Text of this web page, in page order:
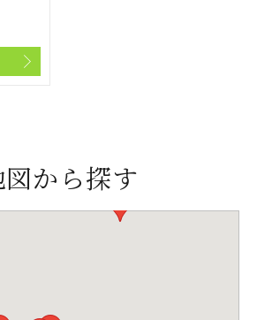
図から探す